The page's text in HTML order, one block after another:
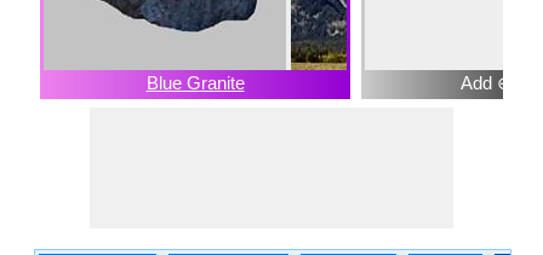
Blue Granite Add ⊕